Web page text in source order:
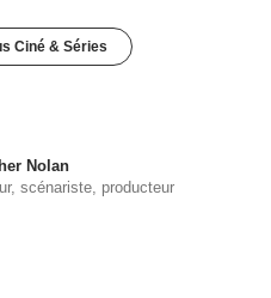
Ciné & Séries
Nolan
scénariste, producteur